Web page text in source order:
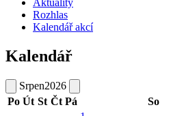
Rozhlas
Kalendář akcí
Kalendář
Srpen2026
Po Út St Čt Pá So